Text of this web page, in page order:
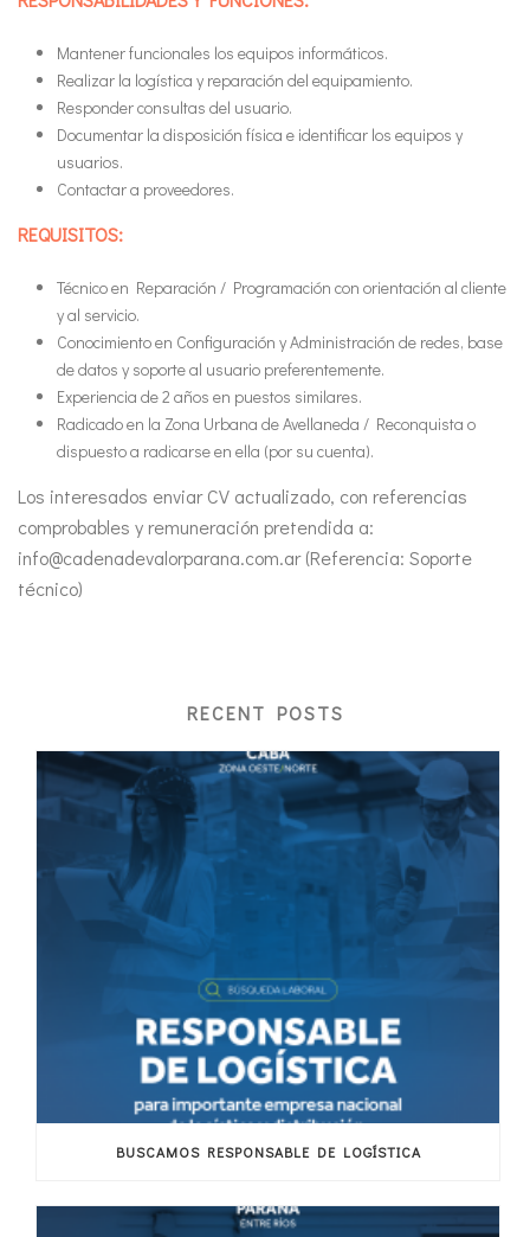
Mantener funcionales los equipos informáticos.
Realizar la logística y reparación del equipamiento.
Responder consultas del usuario.
Documentar la disposición física e identificar los equipos y
usuarios.
Contactar a proveedores.
REQUISITOS:
Técnico en Reparación / Programación con orientación al cliente
y al servicio.
Conocimiento en Configuración y Administración de redes, base
de datos y soporte al usuario preferentemente.
Experiencia de 2 años en puestos similares.
Radicado en la Zona Urbana de Avellaneda / Reconquista o
dispuesto a radicarse en ella (por su cuenta).
Los interesados enviar CV actualizado, con referencias
comprobables y remuneración pretendida a:
info@cadenadevalorparana.com.ar (Referencia: Soporte
técnico)
RECENT POSTS
BUSCAMOS RESPONSABLE DE LOGÍSTICA